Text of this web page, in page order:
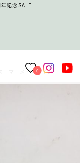
記念SALE
0
マーメイドライン